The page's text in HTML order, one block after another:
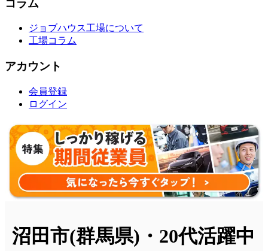
コラム
ジョブハウス工場について
工場コラム
アカウント
会員登録
ログイン
沼田市(群馬県)・20代活躍中